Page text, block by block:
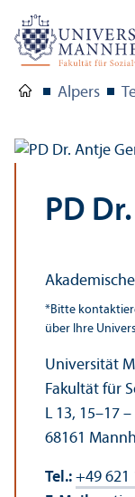
Alpers
PD
*Bitte
über Ihre
Universität
Fakultät für
L 13, 15–17
68161
Tel.: +49 621